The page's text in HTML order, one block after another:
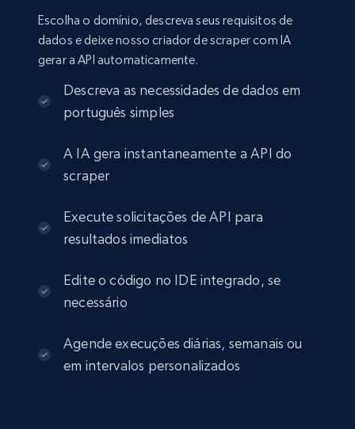
Escolha o domínio, descreva seus requisitos de
dados e deixe nosso criador de scraper com IA
gerar a API automaticamente.
Descreva as necessidades de dados em
português simples
A IA gera instantaneamente a API do
scraper
Execute solicitações de API para
resultados imediatos
Edite o código no IDE integrado, se
necessário
Agende execuções diárias, semanais ou
em intervalos personalizados